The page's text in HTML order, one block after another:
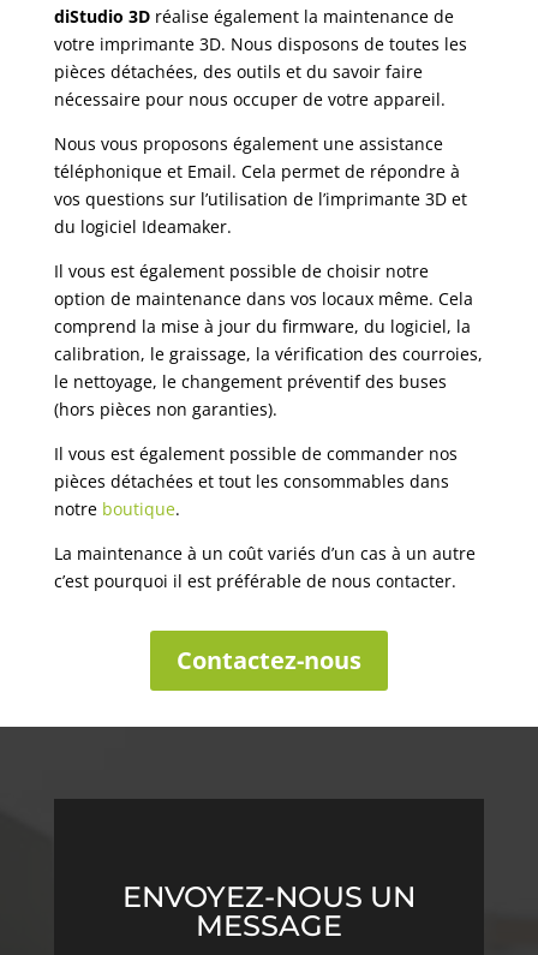
diStudio 3Dréalise également la maintenance de
votre imprimante 3D. Nous disposons de toutes les
pièces détachées, des outils et du savoir faire
nécessaire pour nous occuper de votre appareil.
Nous vous proposons également une assistance
téléphonique et Email. Cela permet de répondre à
vos questions sur l’utilisation de l’imprimante 3D et
du logiciel Ideamaker.
Il vous est également possible de choisir notre
option de maintenance dans vos locaux même. Cela
comprend la mise à jour du firmware, du logiciel, la
calibration, le graissage, la vérification des courroies,
le nettoyage, le changement préventif des buses
(hors pièces non garanties).
Il vous est également possible de commander nos
pièces détachées et tout les consommables dans
notre boutique.
La maintenance à un coût variés d’un cas à un autre
c’est pourquoi il est préférable de nous contacter.
Contactez-nous
ENVOYEZ-NOUS UN
MESSAGE